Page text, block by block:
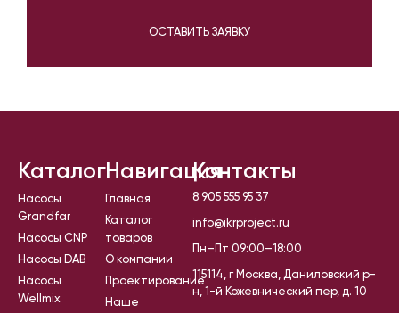
ОСТАВИТЬ ЗАЯВКУ
Каталог
Насосы
Grandfar
Насосы CNP
Насосы DAB
Насосы
Wellmix
Навигация
Главная
Каталог
товаров
О компании
Проектирование
Наше
Контакты
8 905 555 95 37
info@ikrproject.ru
Пн–Пт 09:00–18:00
115114, г Москва, Даниловский р-
н, 1-й Кожевнический пер, д. 10